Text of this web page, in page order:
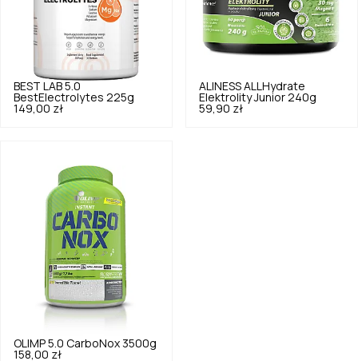
BEST LAB 5.0
BestElectrolytes 225g
149,00 zł
ALINESS ALLHydrate
Elektrolity Junior 240g
59,90 zł
OLIMP 5.0 CarboNox 3500g
158,00 zł